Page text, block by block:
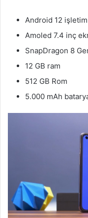
Android 12
Amoled 7.4 inç
SnapDragon 8
12 GB ram
512 GB Rom
5.000 mAh